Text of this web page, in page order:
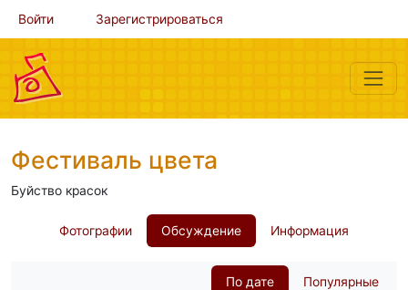
Войти Зарегистрироваться
Фестиваль цвета
Буйство красок
Фотографии Обсуждение Информация
По дате Популярные